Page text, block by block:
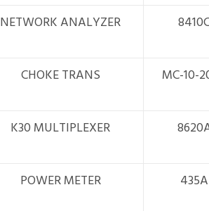
NETWORK ANALYZER
CHOKE TRANS MC-10-
K30 MULTIPLEXER
POWER METER 435A